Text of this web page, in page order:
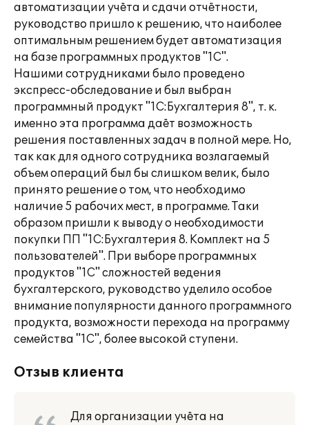
автоматизации учёта и сдачи отчётности,
руководство пришло к решению, что наиболее
оптимальным решением будет автоматизация
на базе программных продуктов "1С".
Нашими сотрудниками было проведено
экспресс-обследование и был выбран
программный продукт "1С:Бухгалтерия 8", т. к.
именно эта программа даёт возможность
решения поставленных задач в полной мере. Но,
так как для одного сотрудника возлагаемый
объем операций был бы слишком велик, было
принято решение о том, что необходимо
наличие 5 рабочих мест, в программе. Таки
образом пришли к выводу о необходимости
покупки ПП "1С:Бухгалтерия 8. Комплект на 5
пользователей". При выборе программных
продуктов "1С" сложностей ведения
бухгалтерского, руководство уделило особое
внимание популярности данного программного
продукта, возможности перехода на программу
семейства "1С", более высокой ступени.
Отзыв клиента
Для организации учёта на